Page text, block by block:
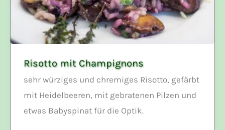
Risotto mit Champignons
sehr würziges und chremiges Risotto, gefärbt
mit Heidelbeeren, mit gebratenen Pilzen und
etwas Babyspinat für die Optik.